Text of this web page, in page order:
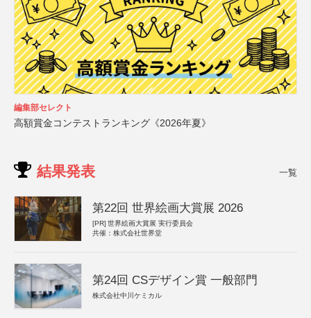
編集部セレクト
高額賞金コンテストランキング《2026年夏》
結果発表 一覧
第22回 世界絵画大賞展 2026
[PR] 世界絵画大賞展 実行委員会
共催：株式会社世界堂
第24回 CSデザイン賞 一般部門
株式会社中川ケミカル